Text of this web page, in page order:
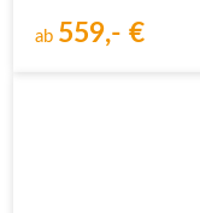
ab 559,- €